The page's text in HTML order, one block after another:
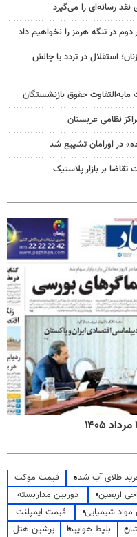
رسانه‌ای را می‌گیرد
در تنگه هرمز را نخواهیم داد
استقلال در تردد یا چالش
مابه‌التفاوت حقوق بازنشستگان
نظامی عربستان
در اورامان تشییع شد
بر بازار پلاستیک
طلای آب شده
قیمت موکت
اربعین
دوربین مداربسته
شیمیایی
قیمت ایمپلنت
بلیط هواپیما
پرشین هتل